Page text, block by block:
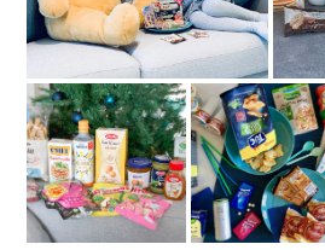
DEGUSTABOX DI
DICEMBRE
E' ARRIVATA LA
NUOVA
DEGUSTABOX